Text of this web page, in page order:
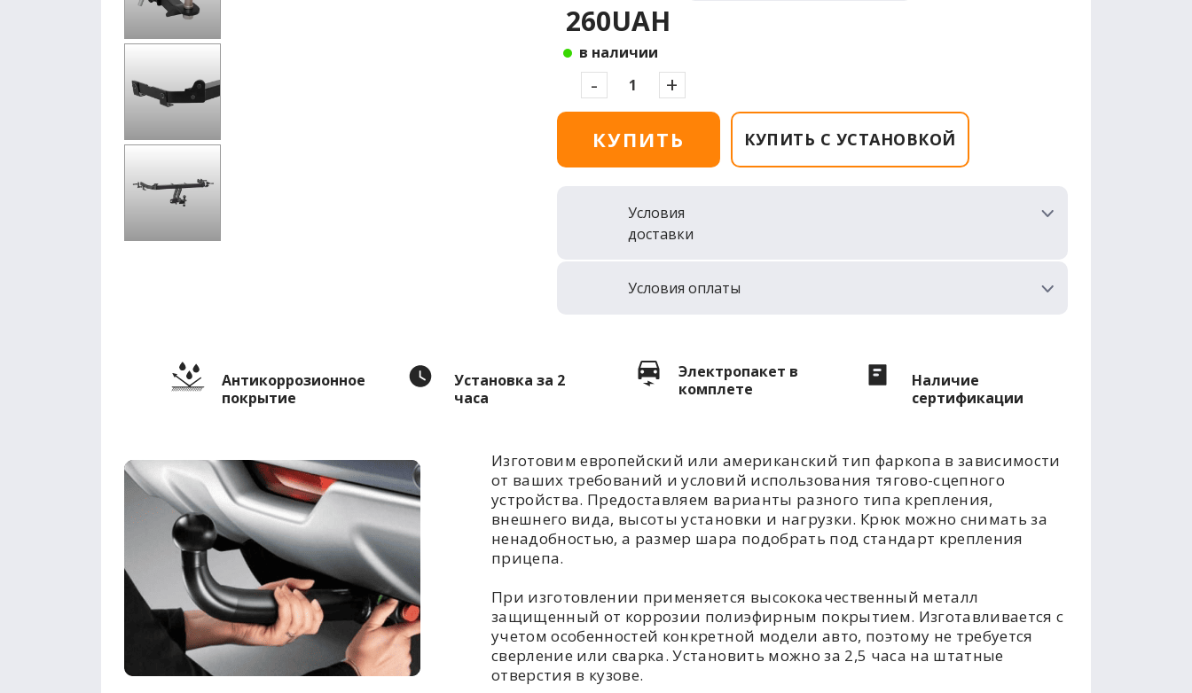
260UAH
в наличии
- +
КУПИТЬ КУПИТЬ С УСТАНОВКОЙ
Условия
доставки
Условия оплаты
Антикоррозионное
покрытие
Установка за 2
часа
Электропакет в
комплете
Наличие
сертификации
Изготовим европейский или американский тип фаркопа в зависимости
от ваших требований и условий использования тягово-сцепного
устройства. Предоставляем варианты разного типа крепления,
внешнего вида, высоты установки и нагрузки. Крюк можно снимать за
ненадобностью, а размер шара подобрать под стандарт крепления
прицепа.
При изготовлении применяется высококачественный металл
защищенный от коррозии полиэфирным покрытием. Изготавливается с
учетом особенностей конкретной модели авто, поэтому не требуется
сверление или сварка. Установить можно за 2,5 часа на штатные
отверстия в кузове.